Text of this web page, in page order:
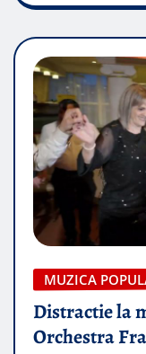
MUZICA
Distractie la
Orchestra